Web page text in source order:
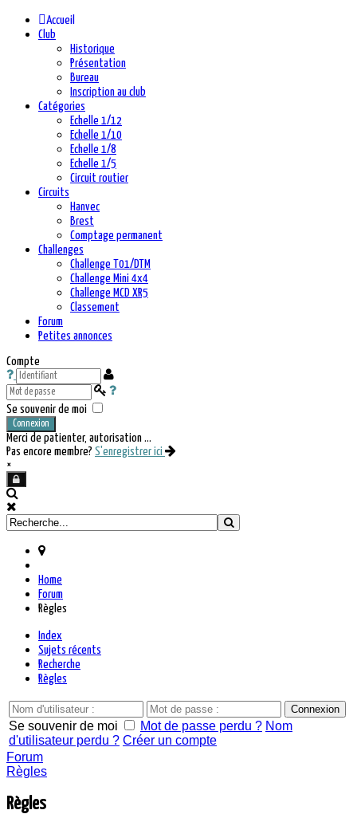
Accueil
Club
Historique
Présentation
Bureau
Inscription au club
Catégories
Echelle 1/12
Echelle 1/10
Echelle 1/8
Echelle 1/5
Circuit routier
Circuits
Hanvec
Brest
Comptage permanent
Challenges
Challenge T01/DTM
Challenge Mini 4x4
Challenge MCD XR5
Classement
Forum
Petites annonces
Compte
Se souvenir de moi
Connexion
Merci de patienter, autorisation ...
Pas encore membre? S'enregistrer ici
×
Home
Forum
Règles
Index
Sujets récents
Recherche
Règles
Se souvenir de moi Mot de passe perdu ? Nom
d'utilisateur perdu ? Créer un compte
Forum
Règles
Règles